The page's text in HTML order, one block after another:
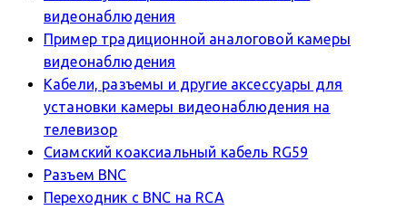
видеонаблюдения
Пример традиционной аналоговой камеры
видеонаблюдения
Кабели, разъемы и другие аксессуары для
установки камеры видеонаблюдения на
телевизор
Сиамский коаксиальный кабель RG59
Разъем BNC
Переходник с BNC на RCA